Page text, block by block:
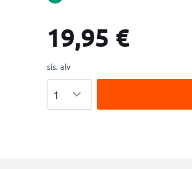
19,95 €
sis. alv